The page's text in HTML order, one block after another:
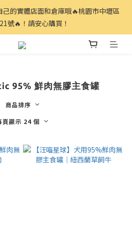
的實體店面和倉庫哦🔥桃園市中壢區
號🔥！請安心購買！
95% 鮮肉無膠主食罐
商品排序
頁顯示 24 個